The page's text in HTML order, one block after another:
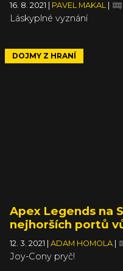
16. 8. 2021 PAVEL MAKAL
Láskyplné vyznání
DOJMY Z HRANÍ
Apex Legends na
nejhorších portů
12. 3. 2021 ADAM HOMOLA
Joy-Cony pryč!